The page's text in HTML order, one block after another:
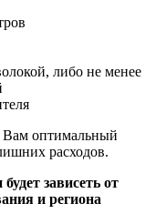
либо не менее
оптимальный
расходов.
зависеть от
и региона